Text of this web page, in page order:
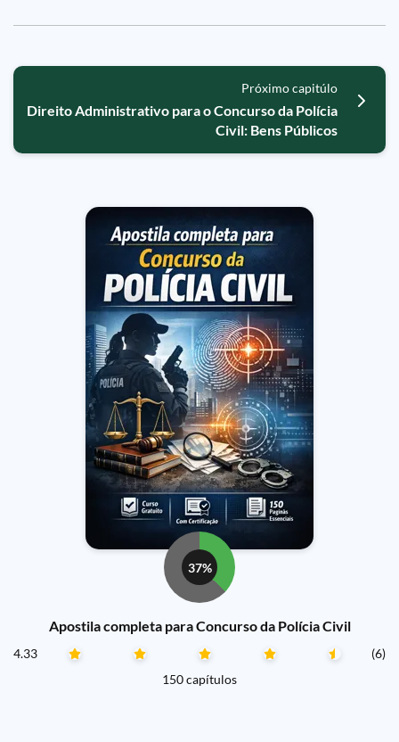
Próximo capitúlo
Direito Administrativo para o Concurso da Polícia
Civil: Bens Públicos
37%
Apostila completa para Concurso da Polícia Civil
4.33
(6)
150 capítulos